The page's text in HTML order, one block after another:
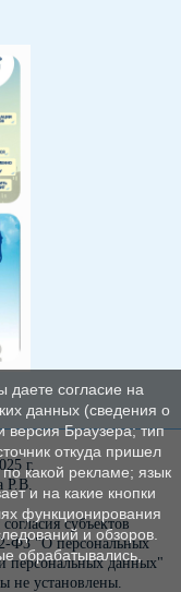
г.
Р.В.
субъектов
ФЗ "О персональных
персональных данных"
установлены.
даете согласие на
данных (сведения о
Браузера; тип
откуда пришел
по какой рекламе; язык
и на какие кнопки
функционирования
и обзоров.
обрабатывались,